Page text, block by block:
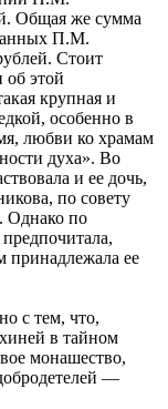
Общая же сумма
П.М.
Стоит
об этой
крупная и
особенно в
любви ко храмам
духа». Во
и ее дочь,
по совету
Однако по
принадлежала ее
с тем, что,
в тайном
монашество,
—